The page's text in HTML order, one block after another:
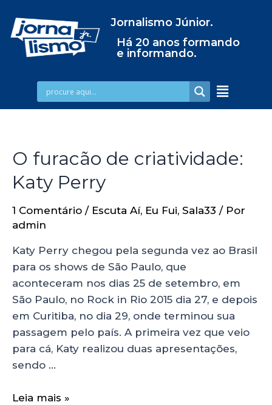
Jornalismo Júnior.
Há 20 anos formando
e informando.
O furacão de criatividade:
Katy Perry
1 Comentário / Escuta Aí, Eu Fui, Sala33 / Por
admin
Katy Perry chegou pela segunda vez ao Brasil
para os shows de São Paulo, que
aconteceram nos dias 25 de setembro, em
São Paulo, no Rock in Rio 2015 dia 27, e depois
em Curitiba, no dia 29, onde terminou sua
passagem pelo país. A primeira vez que veio
para cá, Katy realizou duas apresentações,
sendo …
Leia mais »